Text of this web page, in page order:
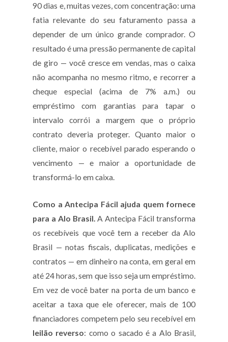
90 dias e, muitas vezes, com concentração: uma
fatia relevante do seu faturamento passa a
depender de um único grande comprador. O
resultado é uma pressão permanente de capital
de giro — você cresce em vendas, mas o caixa
não acompanha no mesmo ritmo, e recorrer a
cheque especial (acima de 7% a.m.) ou
empréstimo com garantias para tapar o
intervalo corrói a margem que o próprio
contrato deveria proteger. Quanto maior o
cliente, maior o recebível parado esperando o
vencimento — e maior a oportunidade de
transformá-lo em caixa.
Como a Antecipa Fácil ajuda quem fornece
para a Alo Brasil. A Antecipa Fácil transforma
os recebíveis que você tem a receber da Alo
Brasil — notas fiscais, duplicatas, medições e
contratos — em dinheiro na conta, em geral em
até 24 horas, sem que isso seja um empréstimo.
Em vez de você bater na porta de um banco e
aceitar a taxa que ele oferecer, mais de 100
financiadores competem pelo seu recebível em
leilão reverso: como o sacado é a Alo Brasil,